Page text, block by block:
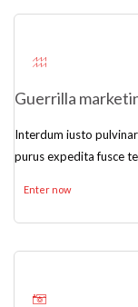
Guerrilla
Interdum iusto
purus expedita fusce
Enter now